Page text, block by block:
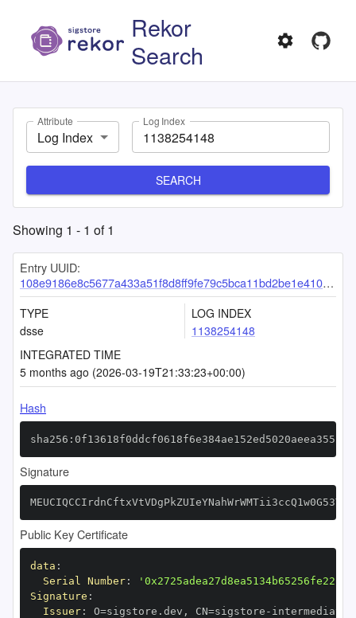
Rekor
Search
Attribute
Log Index
Log Index
SEARCH
Showing 1 - 1 of1
Entry UUID:
108e9186e8c5677a433a51f8d8ff9fe79c5bca11bd2be1e4108755fd27db868c133fa79de0994d08
TYPE
dsse
LOG INDEX
1138254148
INTEGRATED TIME
5 months ago (2026-03-19T21:33:23+00:00)
Hash
Signature
Public Key Certificate
data :
Serial Number:
Signature :
Issuer: O=sigstore.dev , CN=sigstore -